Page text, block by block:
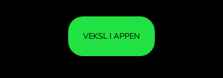
VEKSL I APPEN